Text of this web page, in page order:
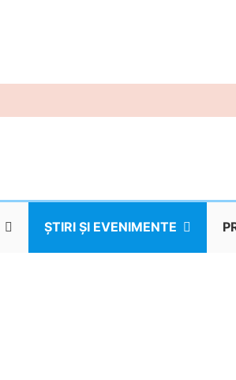
ŞTIRI ŞI EVENIMENTE